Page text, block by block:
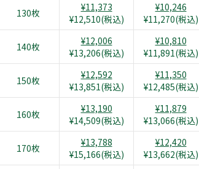
130枚
¥11,373
¥12,510(税込)
¥10,246
¥11,270(税込)
140枚
¥12,006
¥13,206(税込)
¥10,810
¥11,891(税込)
150枚
¥12,592
¥13,851(税込)
¥11,350
¥12,485(税込)
160枚
¥13,190
¥14,509(税込)
¥11,879
¥13,066(税込)
170枚
¥13,788
¥15,166(税込)
¥12,420
¥13,662(税込)